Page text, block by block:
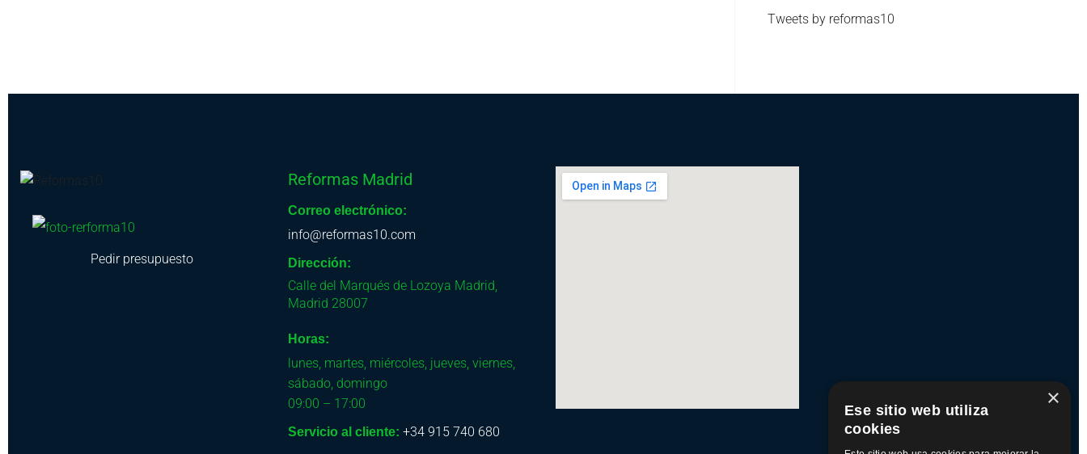
Tweets by reformas10
Pedir presupuesto
Reformas Madrid
Correo electrónico:
info@reformas10.com
Dirección:
Calle del Marqués de Lozoya Madrid,
Madrid 28007
Horas:
lunes, martes, miércoles, jueves, viernes,
sábado, domingo
09:00 – 17:00
Servicio al cliente: +34 915 740 680
×
Ese sitio web utiliza
cookies